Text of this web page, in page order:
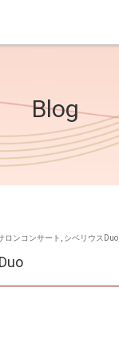
Blog
ロンコンサート シベリウスDuo